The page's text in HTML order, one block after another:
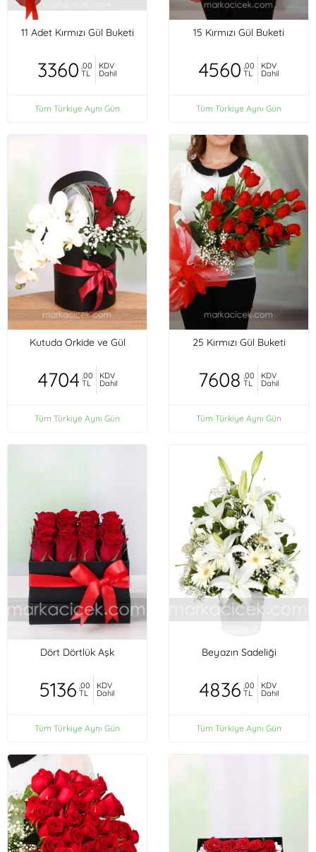
11 Adet Kırmızı Gül Buketi
3360 ,00
TL
KDV
Dahil
Tüm Türkiye Aynı Gün
15 Kırmızı Gül Buketi
4560 ,00
TL
KDV
Dahil
Tüm Türkiye Aynı Gün
Kutuda Orkide ve Gül
4704 ,00
TL
KDV
Dahil
Tüm Türkiye Aynı Gün
25 Kırmızı Gül Buketi
7608 ,00
TL
KDV
Dahil
Tüm Türkiye Aynı Gün
Dört Dörtlük Aşk
5136 ,00
TL
KDV
Dahil
Tüm Türkiye Aynı Gün
Beyazın Sadeliği
4836 ,00
TL
KDV
Dahil
Tüm Türkiye Aynı Gün